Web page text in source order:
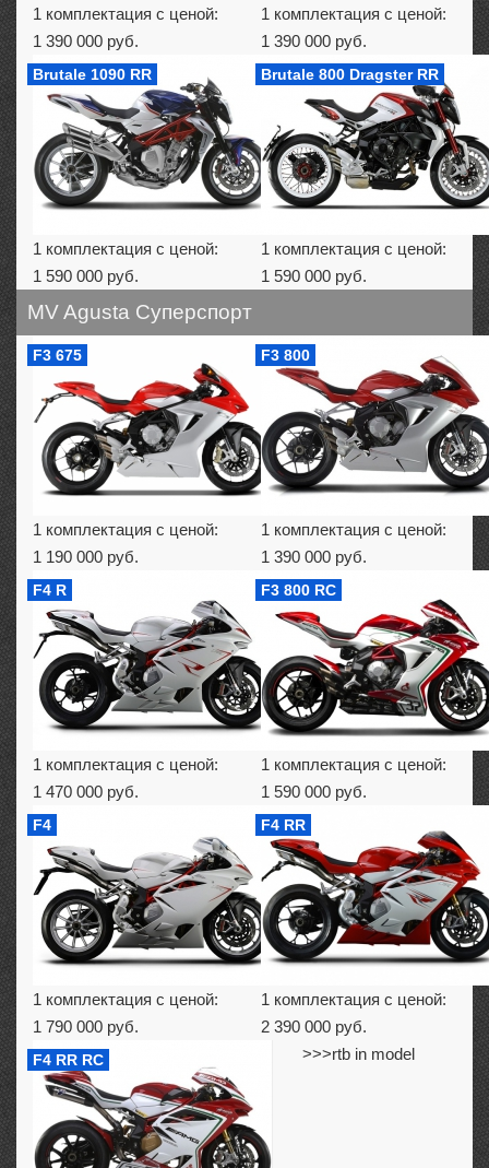
1 комплектация с ценой:
1 390 000 руб.
1 комплектация с ценой:
1 390 000 руб.
Brutale 1090 RR
1 комплектация с ценой:
1 590 000 руб.
Brutale 800 Dragster RR
1 комплектация с ценой:
1 590 000 руб.
MV Agusta Суперспорт
F3 675
1 комплектация с ценой:
1 190 000 руб.
F3 800
1 комплектация с ценой:
1 390 000 руб.
F4 R
1 комплектация с ценой:
1 470 000 руб.
F3 800 RC
1 комплектация с ценой:
1 590 000 руб.
F4
1 комплектация с ценой:
1 790 000 руб.
F4 RR
1 комплектация с ценой:
2 390 000 руб.
F4 RR RC >>>rtb in model